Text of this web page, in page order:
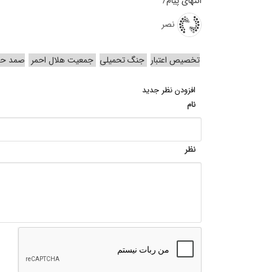
نصر
تخصیص اعتبار جنگ تحمیلی جمعیت هلال‌ احمر صمد
افزودن نظر جدید
نام
نظر